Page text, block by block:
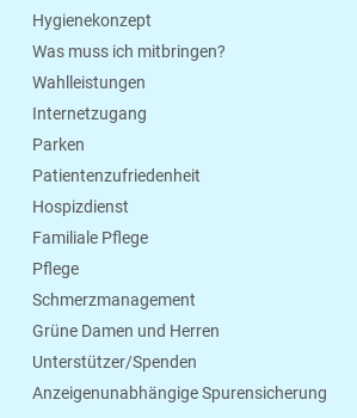
Hygienekonzept
Was muss ich mitbringen?
Wahlleistungen
Internetzugang
Parken
Patientenzufriedenheit
Hospizdienst
Familiale Pflege
Pflege
Schmerzmanagement
Grüne Damen und Herren
Unterstützer/Spenden
Anzeigenunabhängige Spurensicherung